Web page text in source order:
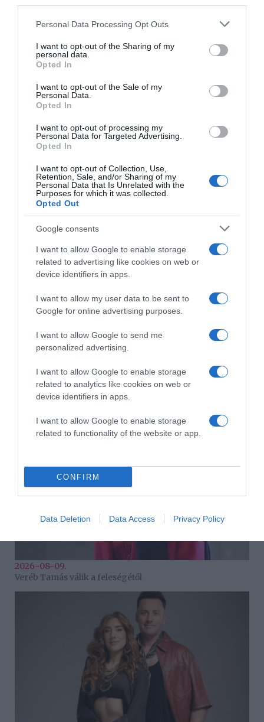
Please note that this website/app uses one or more Google
not limited to your visit or usage behaviour. You may click to
grant or deny consent to Google and its third-party tags to
use your data for below specified purposes in below Google
consent section.
Personal Data Processing Opt Outs
I want to opt-out of the Sharing of my
personal data.
Opted In
I want to opt-out of the Sale of my
Personal Data.
Opted In
I want to opt-out of processing my
Personal Data for Targeted Advertising.
Opted In
I want to opt-out of Collection, Use,
Retention, Sale, and/or Sharing of my
Personal Data that Is Unrelated with the
Purposes for which it was collected.
Opted Out
Google consents
I want to allow Google to enable storage
related to advertising like cookies on web or
device identifiers in apps.
I want to allow my user data to be sent to
Google for online advertising purposes.
I want to allow Google to send me
personalized advertising.
I want to allow Google to enable storage
related to analytics like cookies on web or
device identifiers in apps.
I want to allow Google to enable storage
related to functionality of the website or app.
CONFIRM
Data Deletion Data Access Privacy Policy
ennyi év után, hogy majd újrakezdjék.
Gaál Noémi egyik kollégája a Best magazinnak továbbá
azt mondta: az időjóson nem látszik, hogy megviselte
volna őt a szakítás.
Forrás: Blikk
Megosztás: Facebook
Címkék: párkapcsolat,szakítás,vallomás
Korábbi bejegyzések
HASONLÓ BEJEGYZÉSEK
2026-08-09.
Veréb Tamás válik a feleségétől